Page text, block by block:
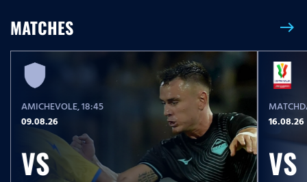
25.07.26
Lazio Women | Il quinto giorno di ritiro
24.07.26
Il dodicesimo giorno di ritiro
MATCHES east
AMICHEVOLE, 18:45
09.08.26
VS
16.08.26
VS